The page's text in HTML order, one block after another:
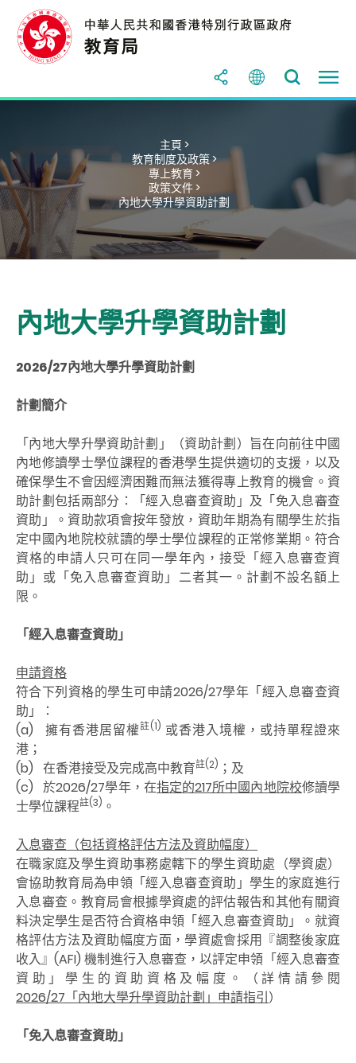
主頁 >
教育制度及政策 >
專上教育 >
政策文件 >
內地大學升學資助計劃
內地大學升學資助計劃
2026/27內地大學升學資助計劃
計劃簡介
「內地大學升學資助計劃」（資助計劃）旨在向前往中國
內地修讀學士學位課程的香港學生提供適切的支援，以及
確保學生不會因經濟困難而無法獲得專上教育的機會。資
助計劃包括兩部分：「經入息審查資助」及「免入息審查
資助」。資助款項會按年發放，資助年期為有關學生於指
定中國內地院校就讀的學士學位課程的正常修業期。符合
資格的申請人只可在同一學年內，接受「經入息審查資
助」或「免入息審查資助」二者其一。計劃不設名額上
限。
「經入息審查資助」
申請資格
符合下列資格的學生可申請2026/27學年「經入息審查資
助」：
(a) 擁有香港居留權註(1) 或香港入境權，或持單程證來
港；
(b) 在香港接受及完成高中教育註(2) ；及
(c) 於2026/27學年，在指定的217所中國內地院校修讀學
士學位課程註(3) 。
入息審查（包括資格評估方法及資助幅度）
在職家庭及學生資助事務處轄下的學生資助處（學資處）
會協助教育局為申領「經入息審查資助」學生的家庭進行
入息審查。教育局會根據學資處的評估報告和其他有關資
料決定學生是否符合資格申領「經入息審查資助」。就資
格評估方法及資助幅度方面，學資處會採用『調整後家庭
收入』(AFI) 機制進行入息審查，以評定申領「經入息審查
資助」學生的資助資格及幅度。（詳情請參閱
2026/27「內地大學升學資助計劃」申請指引）
「免入息審查資助」